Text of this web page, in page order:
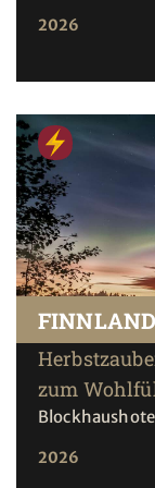
2026
FINNLAND
zum
2026